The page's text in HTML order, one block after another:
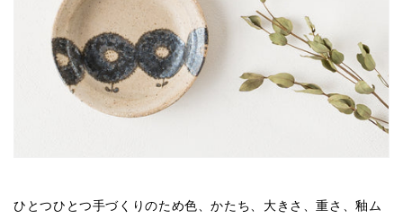
ひとつひとつ手づくりのため色、かたち、大きさ、重さ、釉ム